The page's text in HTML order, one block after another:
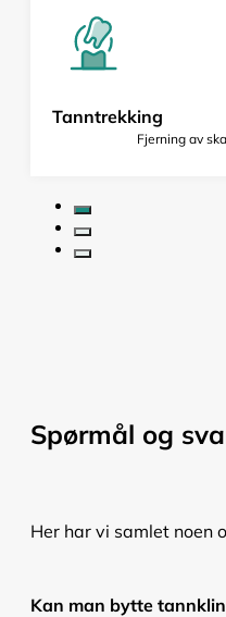
Tanntrekking
Fjerning av
Spørmål og
Her har vi samlet noen
Kan man bytte